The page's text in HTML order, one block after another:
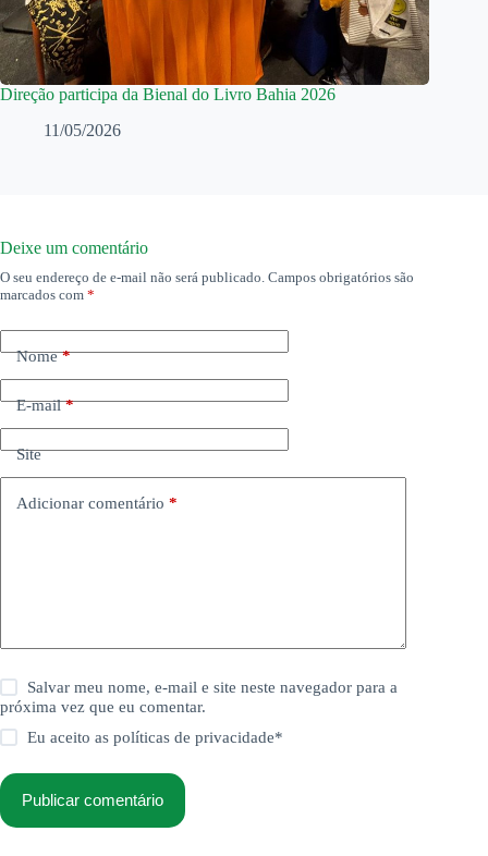
Direção participa da Bienal do Livro Bahia 2026
11/05/2026
Deixe um comentário
O seu endereço de e-mail não será publicado. Campos obrigatórios são
marcados com *
Nome*
E-mail*
Site
Adicionar comentário *
Salvar meu nome, e-mail e site neste navegador para a
próxima vez que eu comentar.
Eu aceito aspolíticas de privacidade*
Publicar comentário